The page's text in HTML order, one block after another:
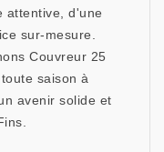
attentive, d'une
sur-mesure.
Couvreur 25
saison à
avenir solide et